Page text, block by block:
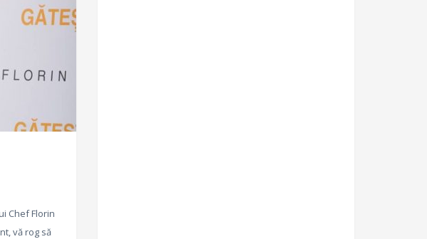
Chef Florin
vă rog să